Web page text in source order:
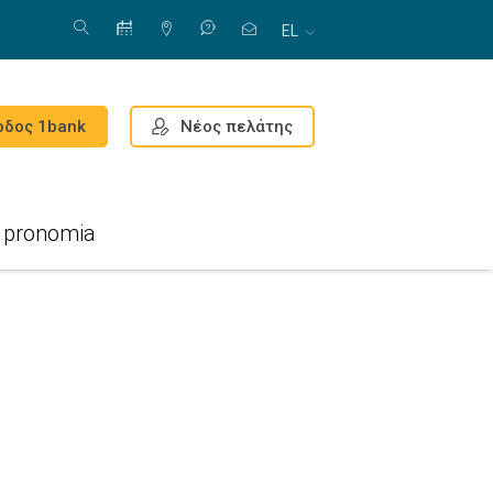
EL
1bank Νέος πελάτης
pronomia